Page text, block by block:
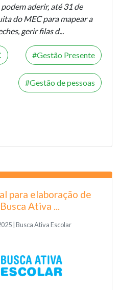
aderir, até 31 de
do MEC para mapear a
gerir filas d...
Gestão Presente
Gestão de pessoas
para elaboração de
Ativa ...
| Busca Ativa Escolar